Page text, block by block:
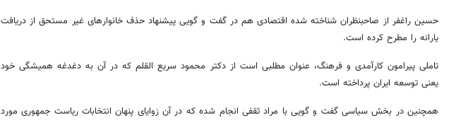
حسین راغفر از صاحبنظران شناخته شده اقتصادی هم در گفت و گویی پیشنهاد حذف خانوارهای غیر مستحق از دریافت
یارانه را مطرح کرده است.
تاملی پیرامون کارآمدی و فرهنگ، عنوان مطلبی است از دکتر محمود سریع القلم که در آن به دغدغه همیشگی خود
یعنی توسعه ایران پرداخته است.
همچنین در بخش سیاسی گفت و گویی با مراد ثقفی انجام شده که در آن زوایای پنهان انتخابات ریاست جمهوری مورد